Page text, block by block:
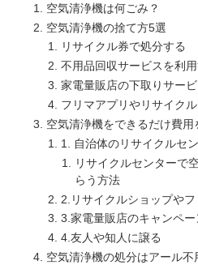
空気清浄機は何ごみ？
空気清浄機の捨て方5選
リサイクル券で処分する
不用品回収サービスを利
家電量販店の下取りサー
フリマアプリやリサイク
空気清浄機をできるだけ費
1. 自治体のリサイクルセ
リサイクルセンターで
らう方法
2.リサイクルショップや
3.家電量販店のキャンペー
4.友人や知人に譲る
空気清浄機の処分はアール不